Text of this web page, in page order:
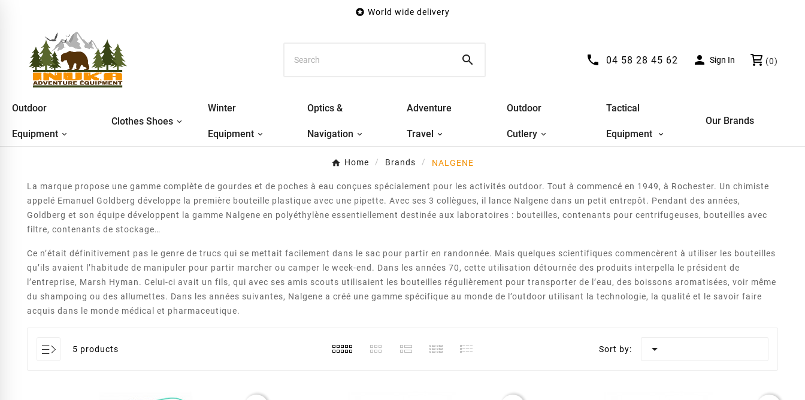
 World wide delivery
  04 58 28 45 62  Sign In (0)
Outdoor
Equipment
Clothes Shoes
Winter
Equipment
Optics &
Navigation
Adventure
Travel
Outdoor
Cutlery
Tactical
Equipment
Our Brands
Home Brands NALGENE
La marque propose une gamme complète de gourdes et de poches à eau conçues spécialement pour les activités outdoor. Tout à commencé en 1949, à Rochester. Un chimiste
appelé Emanuel Goldberg développe la première bouteille plastique avec une pipette. Avec ses 3 collègues, il lance Nalgene dans un petit entrepôt. Pendant des années,
Goldberg et son équipe développent la gamme Nalgene en polyéthylène essentiellement destinée aux laboratoires : bouteilles, contenants pour centrifugeuses, bouteilles avec
filtre, contenants de stockage…
Ce n’était définitivement pas le genre de trucs qui se mettait facilement dans le sac pour partir en randonnée. Mais quelques scientifiques commencèrent à utiliser les bouteilles
qu’ils avaient l’habitude de manipuler pour partir marcher ou camper le week-end. Dans les années 70, cette utilisation détournée des produits interpella le président de
l’entreprise, Marsh Hyman. Celui-ci avait un fils, qui avec ses amis scouts utilisaient les bouteilles régulièrement pour transporter de l’eau, des boissons aromatisées, voir même
du shampoing ou des allumettes. Dans les années suivantes, Nalgene a créé une gamme spécifique au monde de l’outdoor utilisant la technologie, la qualité et le savoir faire
acquis dans le monde médical et pharmaceutique.
5 products Sort by: 